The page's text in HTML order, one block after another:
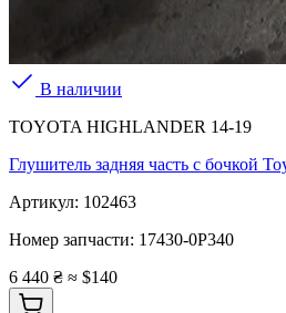
В наличии
TOYOTA HIGHLANDER 14-19
Глушитель задняя часть с бочкой
Артикул: 102463
Номер запчасти: 17430-0P340
6 440 ₴ ≈ $140